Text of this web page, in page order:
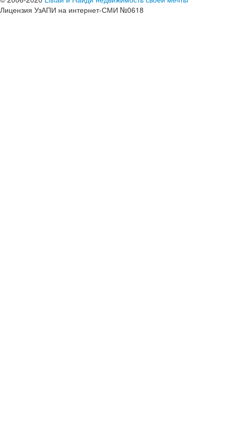
Лицензия УзАПИ на интернет-СМИ №0618